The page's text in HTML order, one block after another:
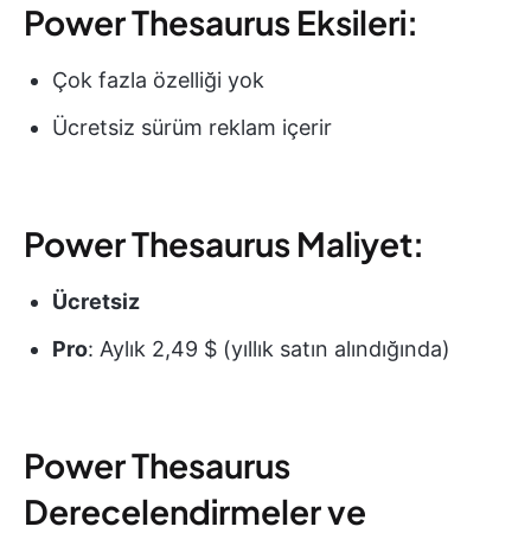
Power Thesaurus Eksileri:
Çok fazla özelliği yok
Ücretsiz sürüm reklam içerir
Power Thesaurus Maliyet:
Ücretsiz
Pro: Aylık 2,49 $ (yıllık satın alındığında)
Power Thesaurus
Derecelendirmeler ve